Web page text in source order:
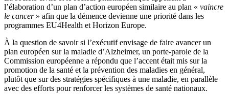
l’élaboration d’un plan d’action européen similaire au plan « vaincre
le cancer» afin que la démence devienne une priorité dans les
programmes EU4Health et Horizon Europe.
À la question de savoir si l’exécutif envisage de faire avancer un
plan européen sur la maladie d’Alzheimer, un porte-parole de la
Commission européenne a répondu que l’accent était mis sur la
promotion de la santé et la prévention des maladies en général,
plutôt que sur des stratégies spécifiques à une maladie, en parallèle
avec des efforts pour renforcer les systèmes de santé nationaux.